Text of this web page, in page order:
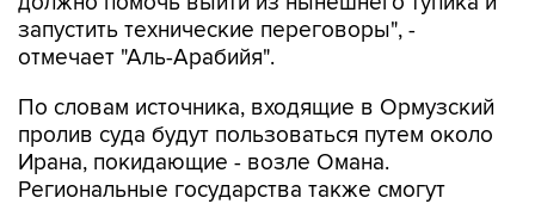
отмечает "Аль-Арабийя".
По словам источника, входящие в Ормузский
Ирана, покидающие - возле Омана.
Региональные государства также смогут
принять участие в процессе разминирования
пролива.